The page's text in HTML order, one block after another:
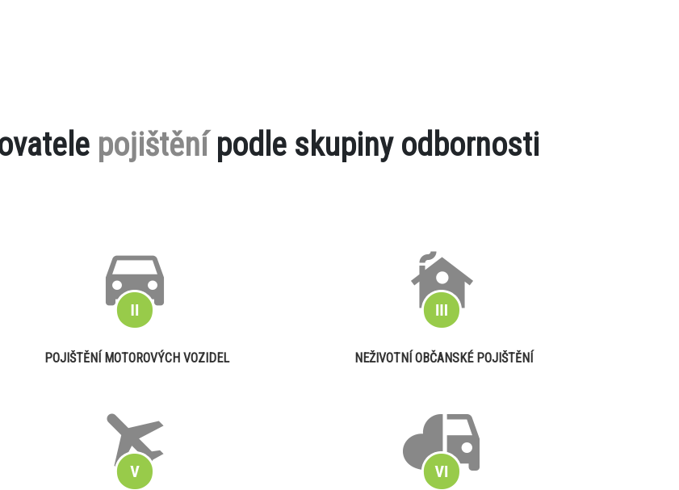
pojištěnípodle skupiny odbornosti
POJIŠTĚNÍ MOTOROVÝCH VOZIDEL NEŽIVOTNÍ OBČANSKÉ POJIŠTĚNÍ